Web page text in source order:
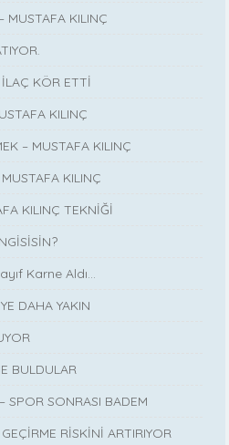
MUSTAFA KILINÇ
KÖR ETTİ
KILINÇ
– MUSTAFA KILINÇ
KILINÇ
KILINÇ TEKNİĞİ
Karne Aldı…
DAHA YAKIN
BULDULAR
SONRASI BADEM
RİSKİNİ ARTIRIYOR